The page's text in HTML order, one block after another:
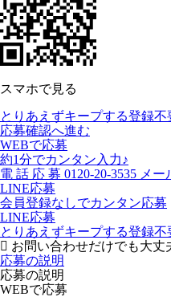
スマホで見る
とりあえずキープする登録不
応募確認へ進む
WEBで応募
約1分でカンタン入力♪
電 話 応 募 0120-20-3535 メー
LINE応募
会員登録なしでカンタン応募
LINE応募
とりあえずキープする登録不
お問い合わせだけでも大丈
応募の説明
応募の説明
WEBで応募